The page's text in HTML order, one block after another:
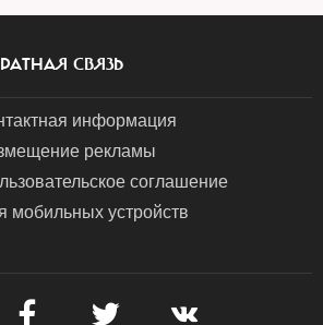
СВЯЗЬ
информация
рекламы
соглашение
мобильных устройств